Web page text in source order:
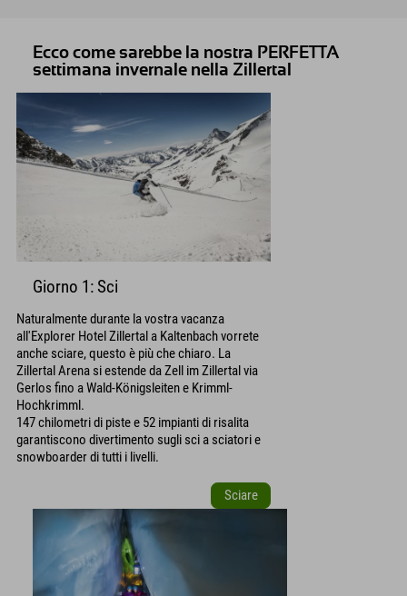
Ecco come sarebbe la nostra PERFETTA
settimana invernale nella Zillertal
Giorno 1: Sci
Naturalmente durante la vostra vacanza
all'Explorer Hotel Zillertal a Kaltenbach vorrete
anche sciare, questo è più che chiaro. La
Zillertal Arena si estende da Zell im Zillertal via
Gerlos fino a Wald-Königsleiten e Krimml-
Hochkrimml.
147 chilometri di piste e 52 impianti di risalita
garantiscono divertimento sugli sci a sciatori e
snowboarder di tutti i livelli.
Sciare